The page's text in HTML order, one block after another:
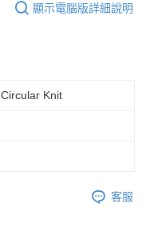
顯示電腦版詳細說明
Knit
客服